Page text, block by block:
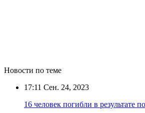
Новости по теме
17:11 Сен. 24, 2023
16 человек погибли в результате